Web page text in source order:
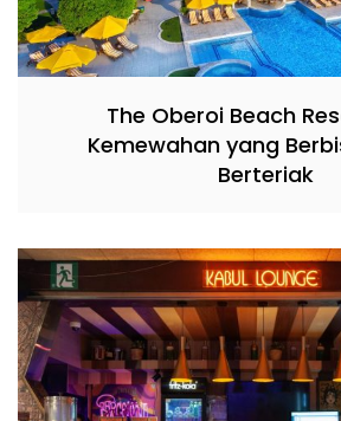
The Oberoi Beach
Kemewahan yang
Berteriak